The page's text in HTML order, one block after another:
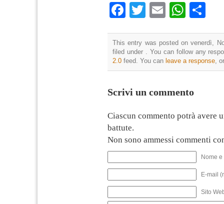
Facebook
TwitterEmail
This entry was posted on venerdì,
filed under . You can follow any
2.0 feed. You can leave a response ,
Scrivi un commento
Ciascun commento potrà avere
battute.
Non sono ammessi commenti
Nome
E-mail
Sito